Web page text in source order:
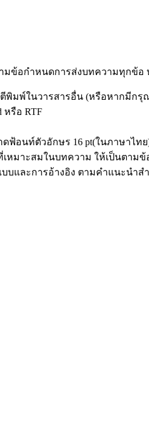
ข้อกำหนดการส่งบทความทุกข้
พิมพ์ในวารสารอื่น (หรือหากมีก
หรือ RTF
ฟ้อนท์ตัวอักษร 16 pt(ในภาษาไ
หมาะสมในบทความ ให้เป็นตาม
ละการอ้างอิง ตามคำแนะนำสำ